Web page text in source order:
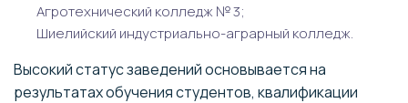
Агротехнический колледж № 3;
Шиелийский индустриально-аграрный колледж.
Высокий статус заведений основывается на
результатах обучения студентов, квалификации